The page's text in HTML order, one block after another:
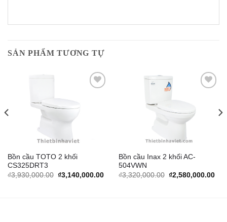
SẢN PHẨM TƯƠNG TỰ
Bồn cầu TOTO 2 khối
CS325DRT3
₫3,930,000.00 Original
price
₫3,140,000.00Current
Bồn cầu Inax 2 khối AC-
504VWN
₫3,320,000.00 Original
price
₫2,580,000.00